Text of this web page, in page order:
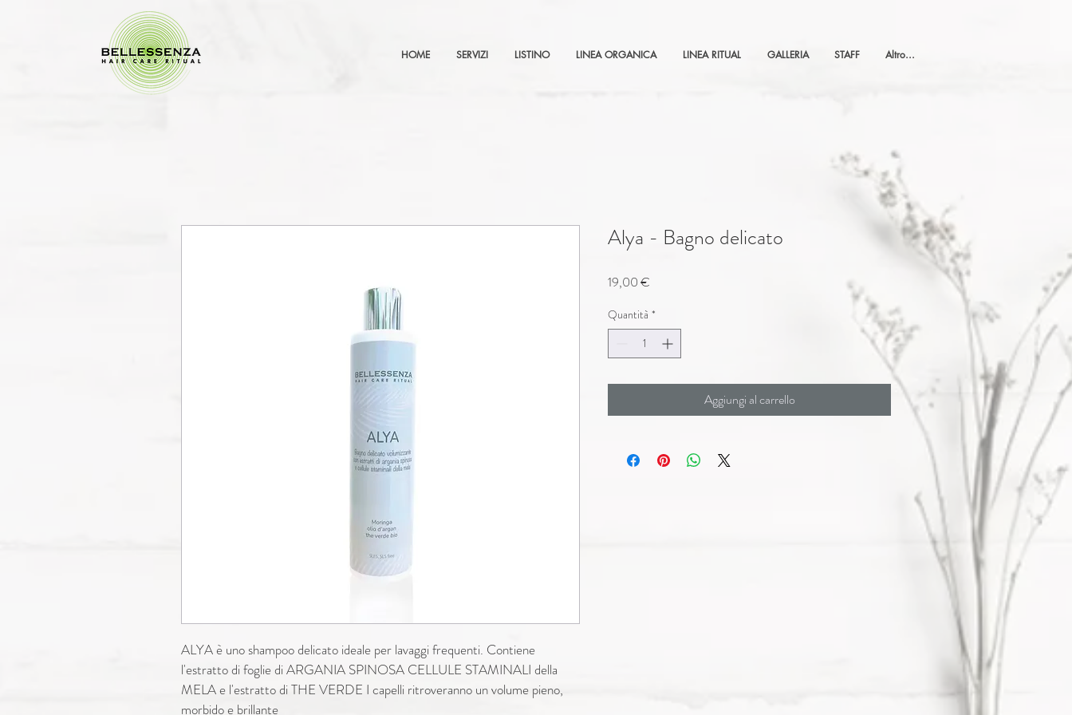
HOME SERVIZI LISTINO LINEA ORGANICA LINEA RITUAL GALLERIA STAFF Altro...
ALYA è uno shampoo delicato ideale per lavaggi frequenti. Contiene
l'estratto di foglie di ARGANIA SPINOSA CELLULE STAMINALI della
MELA e l'estratto di THE VERDE I capelli ritroveranno un volume pieno,
morbido e brillante
Alya - Bagno delicato
19,00 €
Quantità *
Aggiungi al carrello